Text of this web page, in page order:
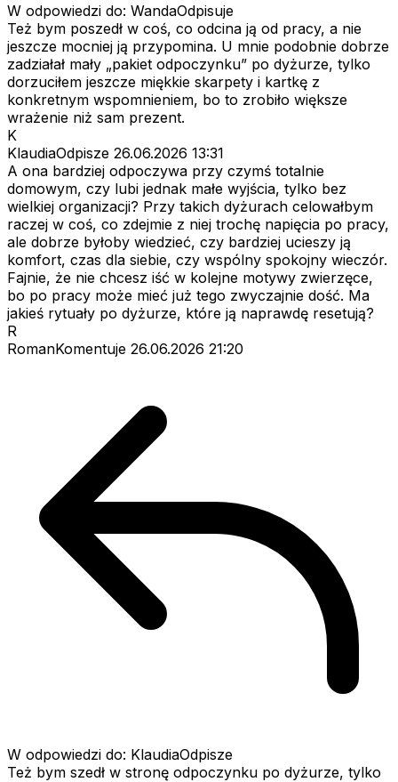
W odpowiedzi do: WandaOdpisuje
Też bym poszedł w coś, co odcina ją od pracy, a nie
jeszcze mocniej ją przypomina. U mnie podobnie dobrze
zadziałał mały „pakiet odpoczynku” po dyżurze, tylko
dorzuciłem jeszcze miękkie skarpety i kartkę z
konkretnym wspomnieniem, bo to zrobiło większe
wrażenie niż sam prezent.
K
KlaudiaOdpisze 26.06.2026 13:31
A ona bardziej odpoczywa przy czymś totalnie
domowym, czy lubi jednak małe wyjścia, tylko bez
wielkiej organizacji? Przy takich dyżurach celowałbym
raczej w coś, co zdejmie z niej trochę napięcia po pracy,
ale dobrze byłoby wiedzieć, czy bardziej ucieszy ją
komfort, czas dla siebie, czy wspólny spokojny wieczór.
Fajnie, że nie chcesz iść w kolejne motywy zwierzęce,
bo po pracy może mieć już tego zwyczajnie dość. Ma
jakieś rytuały po dyżurze, które ją naprawdę resetują?
R
RomanKomentuje 26.06.2026 21:20
W odpowiedzi do: KlaudiaOdpisze
Też bym szedł w stronę odpoczynku po dyżurze, tylko